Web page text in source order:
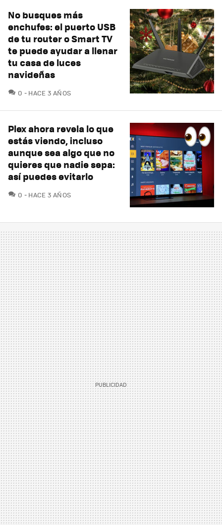
No busques más
enchufes: el puerto USB
de tu router o Smart TV
te puede ayudar a llenar
tu casa de luces
navideñas
0 COMENTARIOS
HACE 3 AÑOS
Plex ahora revela lo que
estás viendo, incluso
aunque sea algo que no
quieres que nadie sepa:
así puedes evitarlo
0 COMENTARIOS
HACE 3 AÑOS